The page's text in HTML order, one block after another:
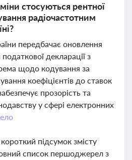
стосуються рентної
радіочастотним
передбачає оновлення
декларації з
щодо кодування за
коефіцієнтів до ставок
прозорість та
у сфері електронних
підсумок змісту
список першоджерел з